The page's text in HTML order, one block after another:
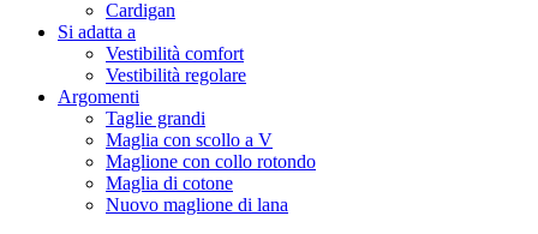
Cardigan
Si adatta a
Vestibilità comfort
Vestibilità regolare
Argomenti
Taglie grandi
Maglia con scollo a V
Maglione con collo rotondo
Maglia di cotone
Nuovo maglione di lana